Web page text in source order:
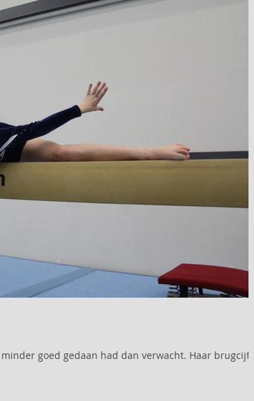
goed gedaan had dan verwacht. Haar brugcijfer